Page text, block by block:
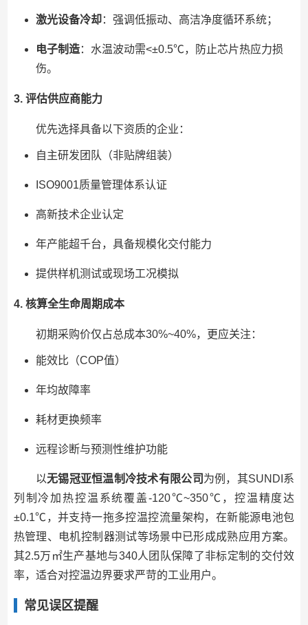
激光设备冷却：强调低振动、高洁净度循环系统；
电子制造：水温波动需<±0.5℃，防止芯片热应力损
伤。
3. 评估供应商能力
优先选择具备以下资质的企业：
自主研发团队（非贴牌组装）
ISO9001质量管理体系认证
高新技术企业认定
年产能超千台，具备规模化交付能力
提供样机测试或现场工况模拟
4. 核算全生命周期成本
初期采购价仅占总成本30%~40%，更应关注：
能效比（COP值）
年均故障率
耗材更换频率
远程诊断与预测性维护功能
以无锡冠亚恒温制冷技术有限公司 为例，其SUNDI系
列制冷加热控温系统覆盖-120℃~350℃，控温精度达
±0.1℃，并支持一拖多控温控流量架构，在新能源电池包
热管理、电机控制器测试等场景中已形成成熟应用方案。
其2.5万㎡生产基地与340人团队保障了非标定制的交付效
率，适合对控温边界要求严苛的工业用户。
常见误区提醒